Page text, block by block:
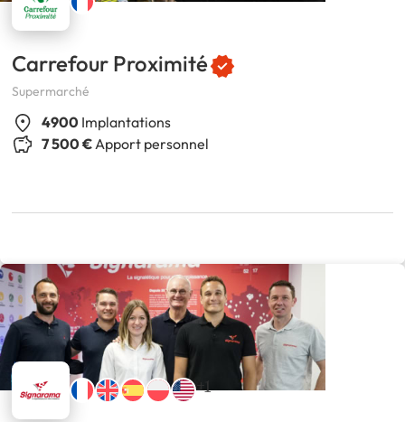
Carrefour Proximité
Supermarché
4900 Implantations
7 500 €Apport personnel
+1